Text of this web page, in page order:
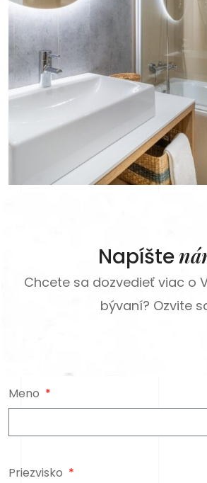
Napíšte
Chcete sa dozvedieť viac o
bývaní? Ozvite
Meno
Priezvisko